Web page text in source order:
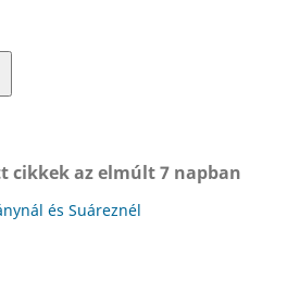
cikkek az elmúlt 7 napban
és Suáreznél